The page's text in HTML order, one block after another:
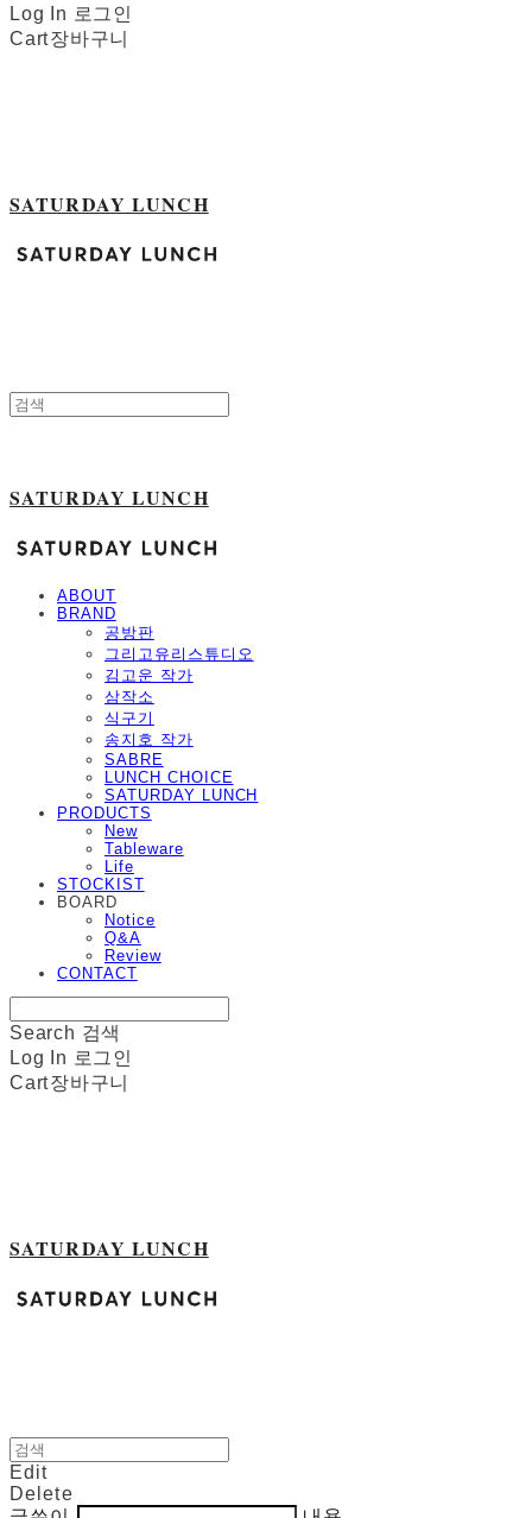
Log In 로그인
Cart장바구니
SATURDAY LUNCH
SATURDAY LUNCH
ABOUT
BRAND
공방판
그리고유리스튜디오
김고운 작가
삼작소
식구기
송지호 작가
SABRE
LUNCH CHOICE
SATURDAY LUNCH
PRODUCTS
New
Tableware
Life
STOCKIST
BOARD
Notice
Q&A
Review
CONTACT
Search 검색
Log In 로그인
Cart장바구니
SATURDAY LUNCH
Edit
Delete